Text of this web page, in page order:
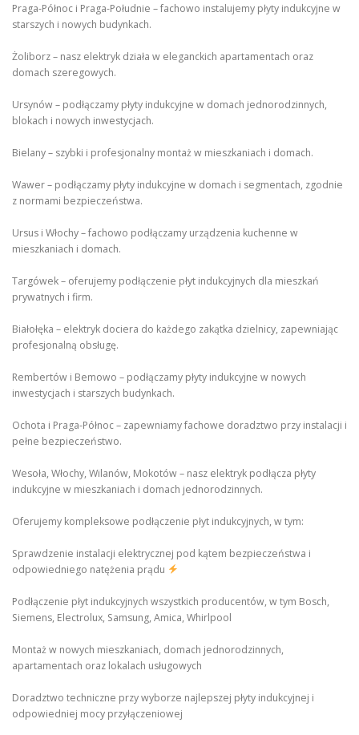
Praga-Północ i Praga-Południe – fachowo instalujemy płyty indukcyjne w
starszych i nowych budynkach.
Żoliborz – nasz elektryk działa w eleganckich apartamentach oraz
domach szeregowych.
Ursynów – podłączamy płyty indukcyjne w domach jednorodzinnych,
blokach i nowych inwestycjach.
Bielany – szybki i profesjonalny montaż w mieszkaniach i domach.
Wawer – podłączamy płyty indukcyjne w domach i segmentach, zgodnie
z normami bezpieczeństwa.
Ursus i Włochy – fachowo podłączamy urządzenia kuchenne w
mieszkaniach i domach.
Targówek – oferujemy podłączenie płyt indukcyjnych dla mieszkań
prywatnych i firm.
Białołęka – elektryk dociera do każdego zakątka dzielnicy, zapewniając
profesjonalną obsługę.
Rembertów i Bemowo – podłączamy płyty indukcyjne w nowych
inwestycjach i starszych budynkach.
Ochota i Praga-Północ – zapewniamy fachowe doradztwo przy instalacji i
pełne bezpieczeństwo.
Wesoła, Włochy, Wilanów, Mokotów – nasz elektryk podłącza płyty
indukcyjne w mieszkaniach i domach jednorodzinnych.
Oferujemy kompleksowe podłączenie płyt indukcyjnych, w tym:
Sprawdzenie instalacji elektrycznej pod kątem bezpieczeństwa i
odpowiedniego natężenia prądu
Podłączenie płyt indukcyjnych wszystkich producentów, w tym Bosch,
Siemens, Electrolux, Samsung, Amica, Whirlpool
Montaż w nowych mieszkaniach, domach jednorodzinnych,
apartamentach oraz lokalach usługowych
Doradztwo techniczne przy wyborze najlepszej płyty indukcyjnej i
odpowiedniej mocy przyłączeniowej